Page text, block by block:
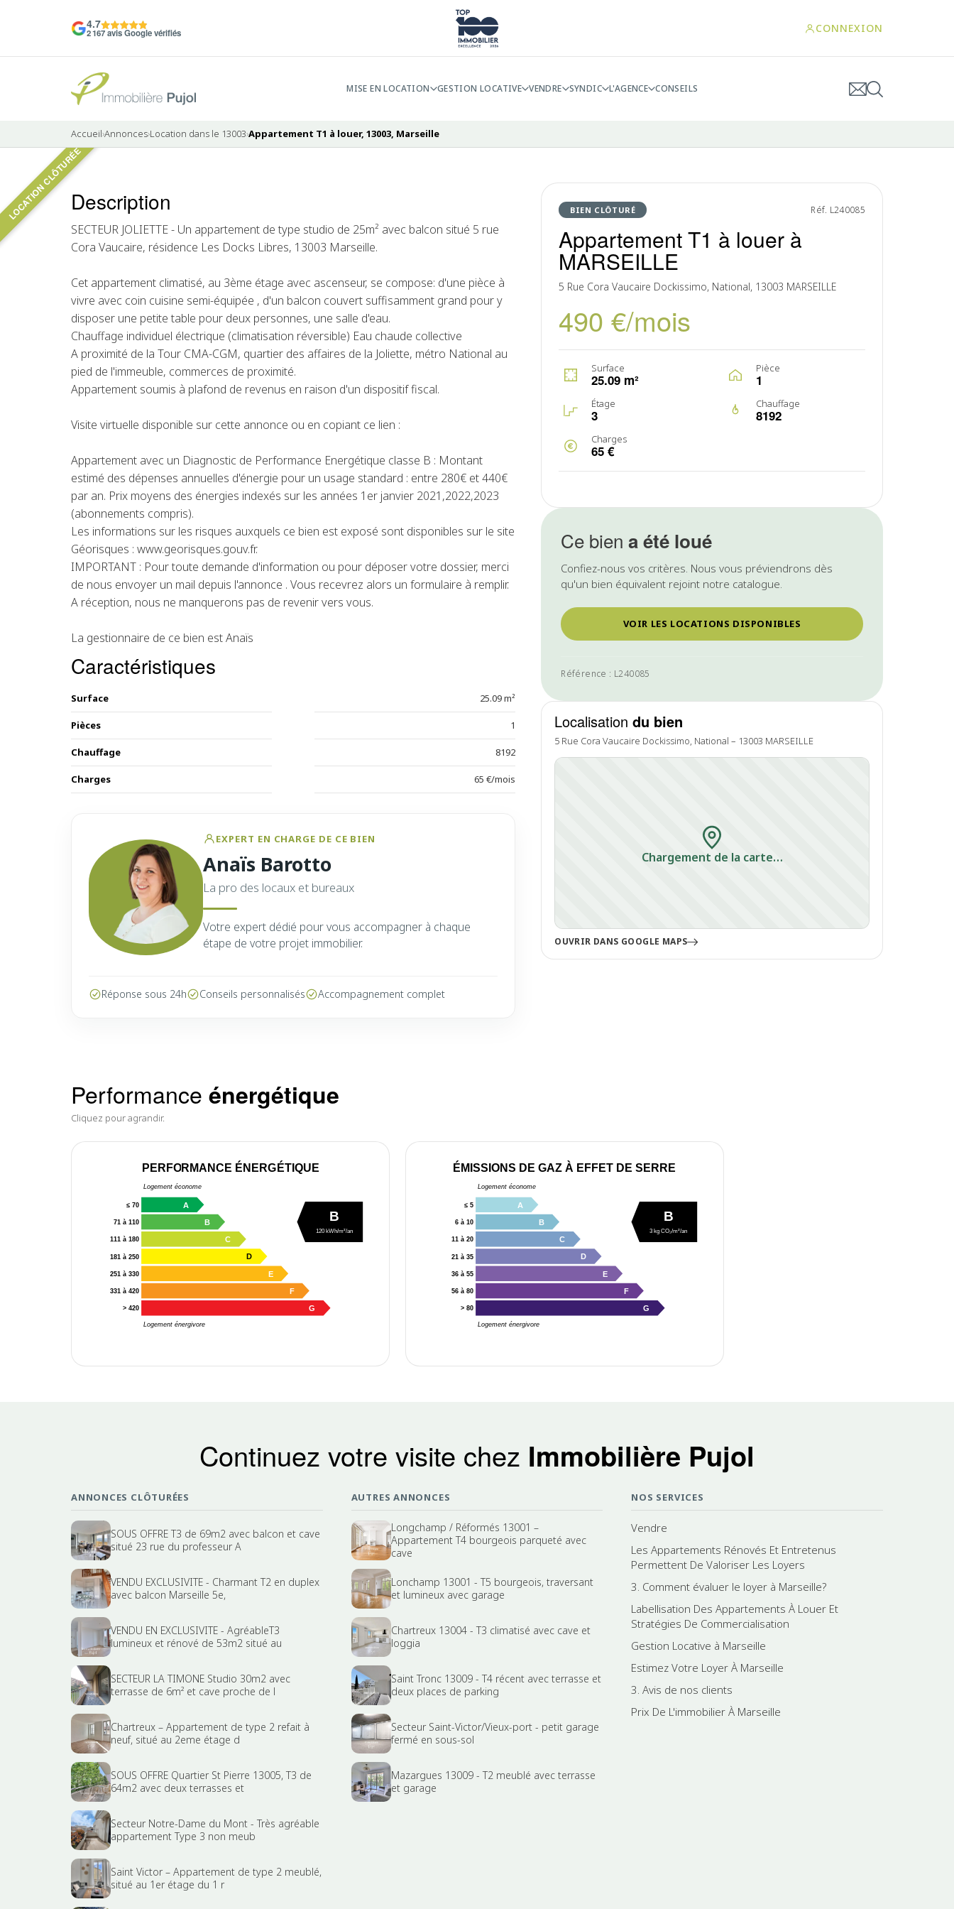
4.7
2 167 avis Google vérifiés CONNEXION
MISE EN LOCATION GESTION LOCATIVE VENDRE SYNDIC L'AGENCE CONSEILS
Accueil›Annonces›Location dans le 13003›Appartement T1 à louer, 13003, Marseille
LOCATION CLÔTURÉE BIEN CLÔTURÉ Réf. L240085
Appartement T1 à louer à
MARSEILLE
5 Rue Cora Vaucaire Dockissimo, National, 13003 MARSEILLE
490 €/mois
Surface
25.09 m²
Pièce
1
Étage
3
Chauffage
8192
Charges
65 €
Ce biena été loué
Confiez-nous vos critères. Nous vous préviendrons dès
qu'un bien équivalent rejoint notre catalogue.
VOIR LES LOCATIONS DISPONIBLES
Référence : L240085
Localisationdu bien
5 Rue Cora Vaucaire Dockissimo, National – 13003 MARSEILLE
Chargement de la carte…
OUVRIR DANS GOOGLE MAPS
LOUÉ
Description
SECTEUR JOLIETTE - Un appartement de type studio de 25m² avec balcon situé 5 rue
Cora Vaucaire, résidence Les Docks Libres, 13003 Marseille.
Cet appartement climatisé, au 3ème étage avec ascenseur, se compose: d'une pièce à
vivre avec coin cuisine semi-équipée , d'un balcon couvert suffisamment grand pour y
disposer une petite table pour deux personnes, une salle d'eau.
Chauffage individuel électrique (climatisation réversible) Eau chaude collective
A proximité de la Tour CMA-CGM, quartier des affaires de la Joliette, métro National au
pied de l'immeuble, commerces de proximité.
Appartement soumis à plafond de revenus en raison d'un dispositif fiscal.
Visite virtuelle disponible sur cette annonce ou en copiant ce lien :
Appartement avec un Diagnostic de Performance Energétique classe B : Montant
estimé des dépenses annuelles d'énergie pour un usage standard : entre 280€ et 440€
par an. Prix moyens des énergies indexés sur les années 1er janvier 2021,2022,2023
(abonnements compris).
Les informations sur les risques auxquels ce bien est exposé sont disponibles sur le site
Géorisques : www.georisques.gouv.fr.
IMPORTANT : Pour toute demande d'information ou pour déposer votre dossier, merci
de nous envoyer un mail depuis l'annonce . Vous recevrez alors un formulaire à remplir.
A réception, nous ne manquerons pas de revenir vers vous.
La gestionnaire de ce bien est Anaïs
Caractéristiques
Surface 25.09 m²
Pièces 1
Chauffage 8192
Charges 65 €/mois
EXPERT EN CHARGE DE CE BIEN
Anaïs Barotto
La pro des locaux et bureaux
Votre expert dédié pour vous accompagner à chaque
étape de votre projet immobilier.
Réponse sous 24h Conseils personnalisés Accompagnement complet
Performance énergétique
Cliquez pour agrandir.
PERFORMANCE ÉNERGÉTIQUE
Logement économe
Logement énergivore
≤ 70 A
71 à 110 B
111 à 180 C
181 à 250 D
251 à 330 E
331 à 420 F
> 420 G
B
120 kWh/m²/an
ÉMISSIONS DE GAZ À EFFET DE SERRE
Logement économe
Logement énergivore
≤ 5 A
6 à 10 B
11 à 20 C
21 à 35 D
36 à 55 E
56 à 80 F
> 80 G
B
3 kg CO₂/m²/an
Continuez votre visite chez Immobilière Pujol
ANNONCES CLÔTURÉES
SOUS OFFRE T3 de 69m2 avec balcon et cave
situé 23 rue du professeur A
VENDU EXCLUSIVITE - Charmant T2 en duplex
avec balcon Marseille 5e,
VENDU EN EXCLUSIVITE - AgréableT3
lumineux et rénové de 53m2 situé au
SECTEUR LA TIMONE Studio 30m2 avec
terrasse de 6m² et cave proche de l
Chartreux – Appartement de type 2 refait à
neuf, situé au 2eme étage d
SOUS OFFRE Quartier St Pierre 13005, T3 de
64m2 avec deux terrasses et
Secteur Notre-Dame du Mont - Très agréable
appartement Type 3 non meub
Saint Victor – Appartement de type 2 meublé,
situé au 1er étage du 1 r
AUTRES ANNONCES
Longchamp / Réformés 13001 –
Appartement T4 bourgeois parqueté avec
cave
Lonchamp 13001 - T5 bourgeois, traversant
et lumineux avec garage
Chartreux 13004 - T3 climatisé avec cave et
loggia
Saint Tronc 13009 - T4 récent avec terrasse et
deux places de parking
Secteur Saint-Victor/Vieux-port - petit garage
fermé en sous-sol
Mazargues 13009 - T2 meublé avec terrasse
et garage
NOS SERVICES
Vendre
Les Appartements Rénovés Et Entretenus
Permettent De Valoriser Les Loyers
3. Comment évaluer le loyer à Marseille?
Labellisation Des Appartements À Louer Et
Stratégies De Commercialisation
Gestion Locative à Marseille
Estimez Votre Loyer À Marseille
3. Avis de nos clients
Prix De L'immobilier À Marseille